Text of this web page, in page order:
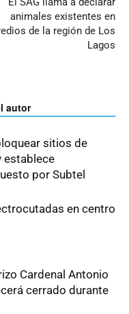
animales existentes en
de la región de Los
Lagos
autor
sitios de
establece
por Subtel
en centro
Cardenal Antonio
cerrado durante